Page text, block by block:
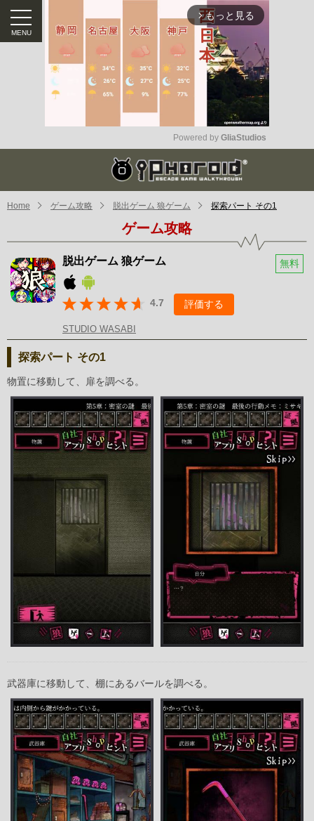
arrow_forward_ios もっと見る
Mute
Powered by GliaStudios
Home ゲーム攻略 脱出ゲーム 狼ゲーム 探索パート その1
ゲーム攻略
脱出ゲーム 狼ゲーム 無料
4.7 評価する
STUDIO WASABI
探索パート その1
物置に移動して、扉を調べる。
武器庫に移動して、棚にあるバールを調べる。